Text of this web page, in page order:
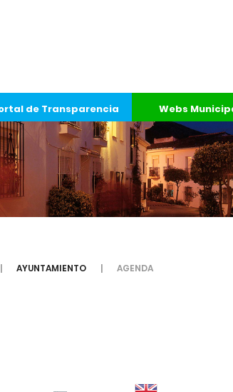
de Transparencia Webs
AYUNTAMIENTO AGENDA